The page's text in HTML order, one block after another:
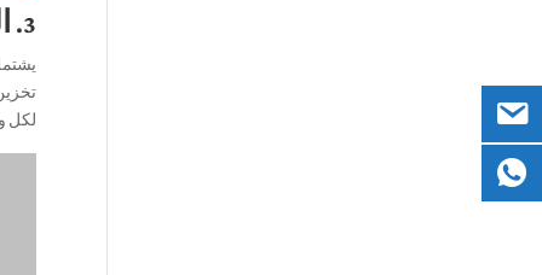
3. الحوسبة الذكية, التسامح مع الخطأ, وتصحيح الخطأ
لكل